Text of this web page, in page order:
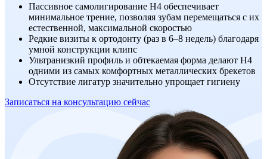
Пассивное самолигирование H4 обеспечивает
минимальное трение, позволяя зубам перемещаться с их
естественной, максимальной скоростью
Редкие визиты к ортодонту (раз в 6–8 недель) благодаря
умной конструкции клипс
Ультранизкий профиль и обтекаемая форма делают H4
одними из самых комфортных металлических брекетов
Отсутствие лигатур значительно упрощает гигиену
Записаться на консультацию сейчас